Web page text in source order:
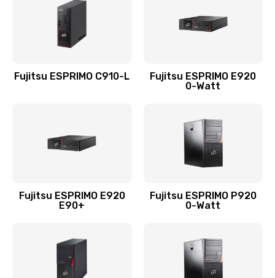
Fujitsu ESPRIMO C910-L
Fujitsu ESPRIMO E920
0-Watt
Fujitsu ESPRIMO E920
E90+
Fujitsu ESPRIMO P920
0-Watt